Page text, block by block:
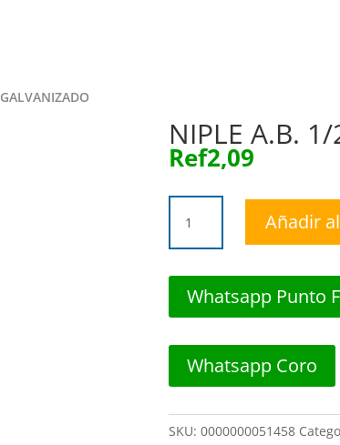
NIPLE A.B.
Ref2,09
A.B.
1/2"
GALVANIZADO
Añadir
Whatsapp Punto
Whatsapp Coro
SKU: 0000000051458